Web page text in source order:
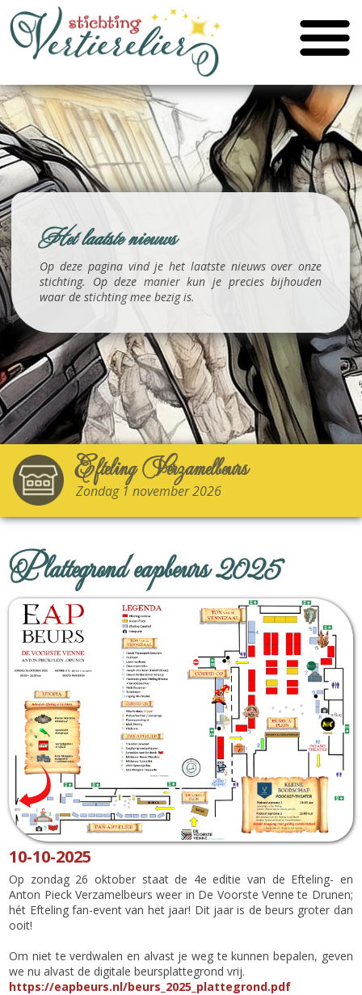
Het laatste nieuws
Op deze pagina vind je het laatste nieuws over onze
stichting. Op deze manier kun je precies bijhouden
waar de stichting mee bezig is.
Efteling Verzamelbeurs
Zondag 1 november 2026
Plattegrond eapbeurs 2025
10-10-2025
Op zondag 26 oktober staat de 4e editie van de Efteling- en
Anton Pieck Verzamelbeurs weer in De Voorste Venne te Drunen;
hét Efteling fan-event van het jaar! Dit jaar is de beurs groter dan
ooit!
Om niet te verdwalen en alvast je weg te kunnen bepalen, geven
we nu alvast de digitale beursplattegrond vrij.
https://eapbeurs.nl/beurs_2025_plattegrond.pdf